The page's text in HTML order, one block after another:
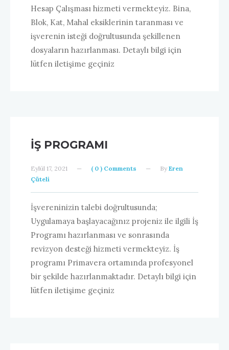
Hesap Çalışması hizmeti vermekteyiz. Bina,
Blok, Kat, Mahal eksiklerinin taranması ve
işverenin isteği doğrultusunda şekillenen
dosyaların hazırlanması. Detaylı bilgi için
lütfen iletişime geçiniz
İŞ PROGRAMI
Eylül 17, 2021 — ( 0 ) Comments — By Eren
Çüteli
İşvereninizin talebi doğrultusunda;
Uygulamaya başlayacağınız projeniz ile ilgili İş
Programı hazırlanması ve sonrasında
revizyon desteği hizmeti vermekteyiz. İş
programı Primavera ortamında profesyonel
bir şekilde hazırlanmaktadır. Detaylı bilgi için
lütfen iletişime geçiniz